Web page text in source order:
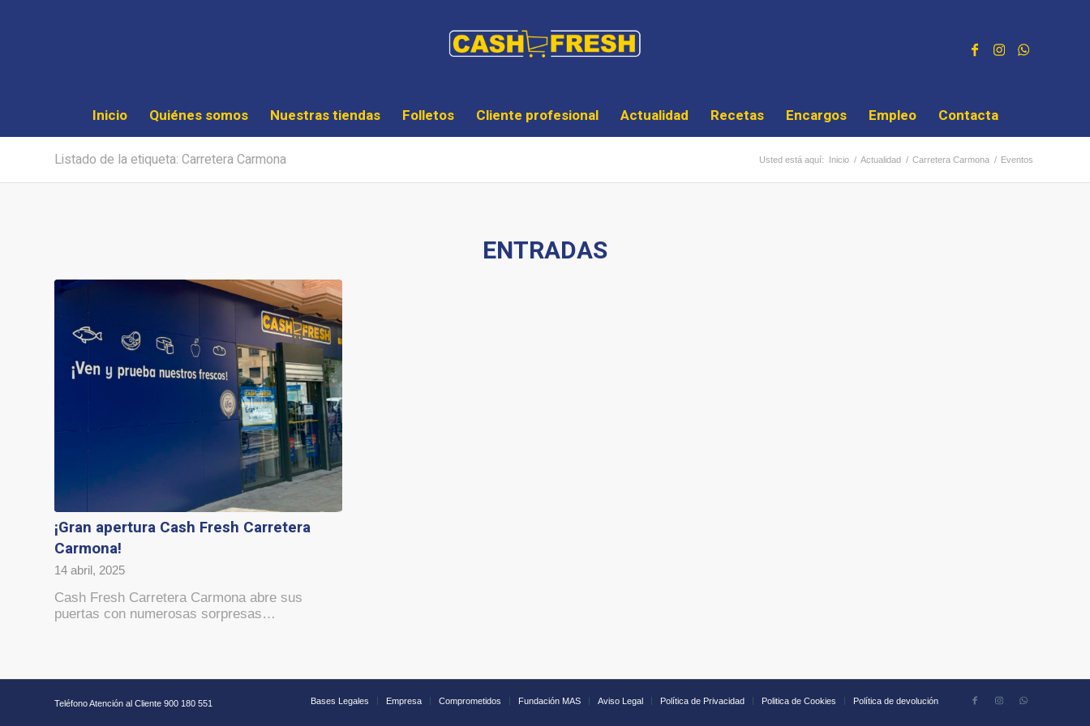
Inicio Quiénes somos Nuestras tiendas Folletos Cliente profesional Actualidad Recetas Encargos Empleo Contacta
Listado de la etiqueta: Carretera Carmona Usted está aquí: Inicio / Actualidad / Carretera Carmona / Eventos
ENTRADAS
¡Gran apertura Cash Fresh Carretera
Carmona!
14 abril, 2025
Cash Fresh Carretera Carmona abre sus
puertas con numerosas sorpresas…
Teléfono Atención al Cliente 900 180 551 Bases Legales Empresa Comprometidos Fundación MAS Aviso Legal Política de Privacidad Politica de Cookies Política de devolución